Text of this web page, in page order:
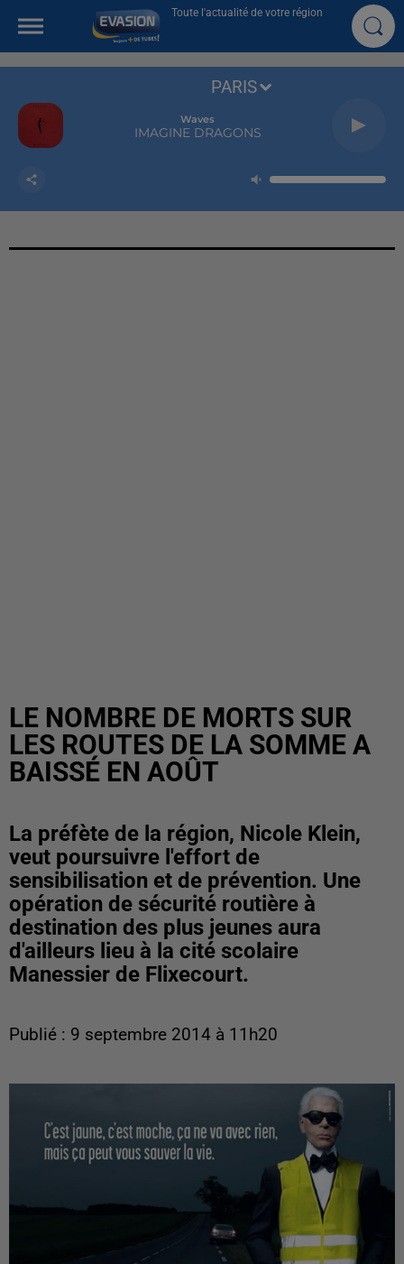
Toute l'actualité de votre région
Waves
IMAGINE DRAGONS
PARIS
LE NOMBRE DE MORTS SUR
LES ROUTES DE LA SOMME A
BAISSÉ EN AOÛT
La préfète de la région, Nicole Klein,
veut poursuivre l'effort de
sensibilisation et de prévention. Une
opération de sécurité routière à
destination des plus jeunes aura
d'ailleurs lieu à la cité scolaire
Manessier de Flixecourt.
Publié : 9 septembre 2014 à 11h20